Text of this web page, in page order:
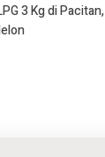
3 Kg di Pacitan,